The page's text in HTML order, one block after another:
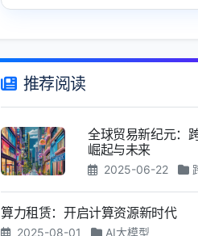
推荐阅读
全球贸易新纪元：
崛起与未来
2025-06-22
算力租赁：开启计算资源新时代
2025-08-01 AI大模型